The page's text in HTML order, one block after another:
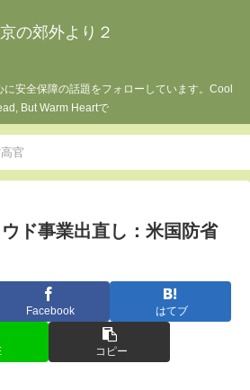
の郊外より２
安全保障の話題をフォローしています。Cool
But Warm Heartで
官
ド事業出直し：米国防省
Facebook はてブ
コピー